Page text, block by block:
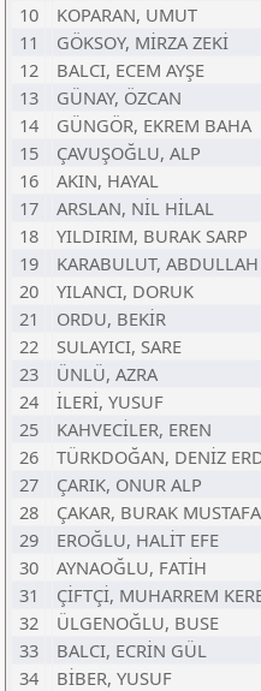
10
KOPARAN, UMUT
11
GÖKSOY, MİRZA ZEKİ
12
BALCI, ECEM AYŞE
13
GÜNAY, ÖZCAN
14
GÜNGÖR, EKREM BAHA
15
ÇAVUŞOĞLU, ALP
16
AKIN, HAYAL
17
ARSLAN, NİL HİLAL
18
YILDIRIM, BURAK SARP
19
KARABULUT, ABDULLAH
20
YILANCI, DORUK
21
ORDU, BEKİR
22
SULAYICI, SARE
23
ÜNLÜ, AZRA
24
İLERİ, YUSUF
25
KAHVECİLER, EREN
26
TÜRKDOĞAN, DENİZ
27
ÇARIK, ONUR ALP
28
ÇAKAR, BURAK MUSTAFA
29
EROĞLU, HALİT EFE
30
AYNAOĞLU, FATİH
31
ÇİFTÇİ, MUHARREM
32
ÜLGENOĞLU, BUSE
33
BALCI, ECRİN GÜL
34
BİBER, YUSUF